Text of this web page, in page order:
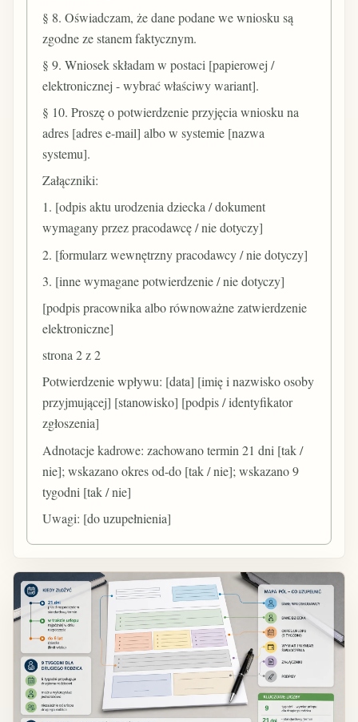
§ 8. Oświadczam, że dane podane we wniosku są
zgodne ze stanem faktycznym.
§ 9. Wniosek składam w postaci [papierowej /
elektronicznej - wybrać właściwy wariant].
§ 10. Proszę o potwierdzenie przyjęcia wniosku na
adres [adres e-mail] albo w systemie [nazwa
systemu].
Załączniki:
1. [odpis aktu urodzenia dziecka / dokument
wymagany przez pracodawcę / nie dotyczy]
2. [formularz wewnętrzny pracodawcy / nie dotyczy]
3. [inne wymagane potwierdzenie / nie dotyczy]
[podpis pracownika albo równoważne zatwierdzenie
elektroniczne]
strona 2 z 2
Potwierdzenie wpływu: [data] [imię i nazwisko osoby
przyjmującej] [stanowisko] [podpis / identyfikator
zgłoszenia]
Adnotacje kadrowe: zachowano termin 21 dni [tak /
nie]; wskazano okres od-do [tak / nie]; wskazano 9
tygodni [tak / nie]
Uwagi: [do uzupełnienia]